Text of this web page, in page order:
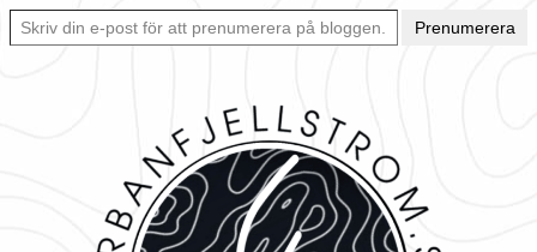
Hoppa
Skriv din e-post för att prenumerera på bloggen… Ett enkelt sätt att hålla sig uppdaterad automatiskt.
Prenumerera